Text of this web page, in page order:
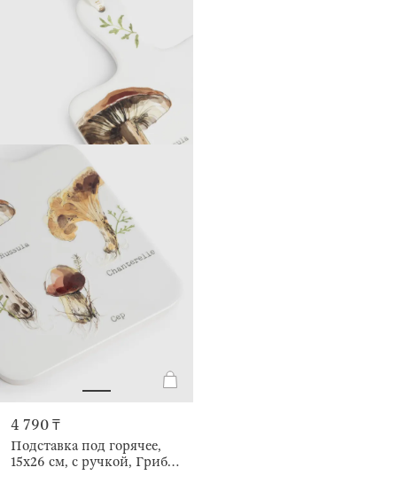
4 790 ₸
Подставка под горячее,
15х26 см, с ручкой, Грибы,